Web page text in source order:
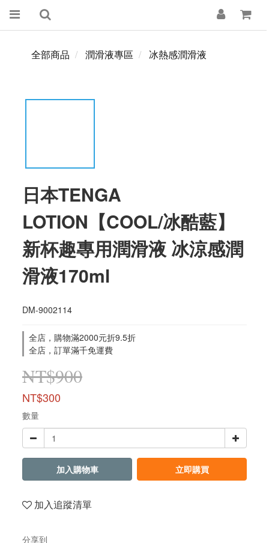
全部商品 潤滑液專區 冰熱感潤滑液
日本TENGA
LOTION【COOL/冰酷藍】
新杯趣專用潤滑液 冰涼感潤
滑液170ml
DM-9002114
全店，購物滿2000元折9.5折
全店，訂單滿千免運費
NT$900
NT$300
數量
加入購物車 立即購買
加入追蹤清單
分享到